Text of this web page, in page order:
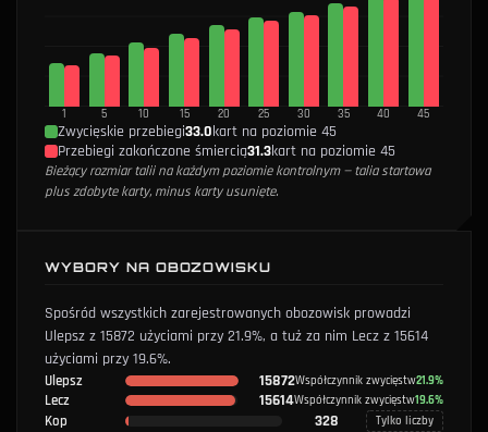
1 5 10 15 20 25 30 35 40 45
Zwycięskie przebiegi33.0kart na poziomie 45
Przebiegi zakończone śmiercią31.3kart na poziomie 45
Bieżący rozmiar talii na każdym poziomie kontrolnym — talia startowa
plus zdobyte karty, minus karty usunięte.
WYBORY NA OBOZOWISKU
Spośród wszystkich zarejestrowanych obozowisk prowadzi
Ulepsz z 15872 użyciami przy 21.9%, a tuż za nim Lecz z 15614
użyciami przy 19.6%.
Ulepsz 15872Współczynnik zwycięstw21.9%
Lecz 15614Współczynnik zwycięstw19.6%
Kop 328 Tylko liczby